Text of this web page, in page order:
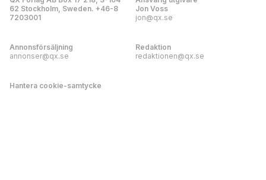
62 Stockholm, Sweden. +46-8
7203001
Jon Voss
jon@qx.se
Annonsförsäljning
annonser@qx.se
Redaktion
redaktionen@qx.se
Hantera cookie-samtycke